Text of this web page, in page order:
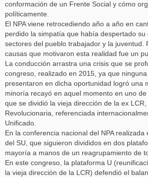
conformación de un Frente Social y cómo
políticamente.
El NPA viene retrocediendo año a año en
perdido la simpatía que había despertado su
sectores del pueblo trabajador y la juventud.
causas que motivaron esta realidad fue un
La conducción arrastra una crisis que se
congreso, realizado en 2015, ya que
presentaron en dicha oportunidad logró una
minoría recayó en aquel momento en uno
que se dividió la vieja dirección de la ex
Revolucionaria, referenciada
Unificado.
En la conferencia nacional del NPA
del SU, que siguieron divididos en dos
mayoría a manos de un reagrupamiento de
En este congreso, la plataforma U
la vieja dirección de la LCR) defendió el